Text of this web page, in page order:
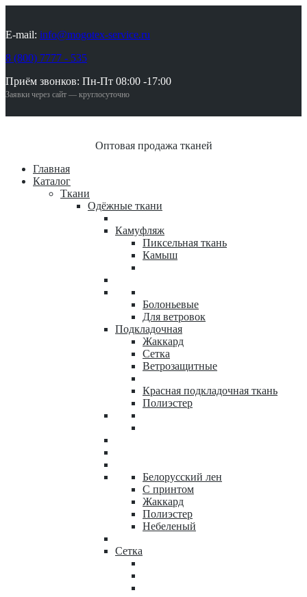
E-mail: info@mogotex-service.ru
8 (800) 7777 - 535
Приём звонков: Пн-Пт 08:00 -17:00
Заявки через сайт — круглосуточно
Оптовая продажа тканей
Главная
Каталог
Ткани
Одёжные ткани
Камуфляж
Пиксельная ткань
Камыш
Болоньевые
Для ветровок
Подкладочная
Жаккард
Сетка
Ветрозащитные
Красная подкладочная ткань
Полиэстер
Белорусский лен
С принтом
Жаккард
Полиэстер
Небеленый
Сетка